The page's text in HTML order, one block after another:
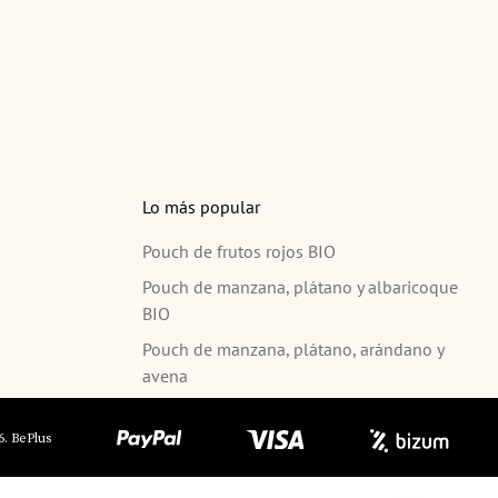
Lo más popular
Pouch de frutos rojos BIO
Pouch de manzana, plátano y albaricoque
BIO
Pouch de manzana, plátano, arándano y
avena
BePlus